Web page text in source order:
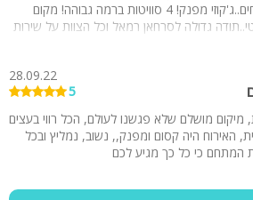
כמו שכולם מבטיחים..ג'קוזי מפנק! 4 סוויטות ברמה גבוהה! מקום
גדולה לסרחאן רמאל וכל הצוות על שירות
28.09.22
5
מיקום מושלם שלא פגשנו לעולם, הכל רווי בעצים
האירוח היה קסום ומפנק,, נשוב, נמליץ ובכל
המתחם כי כל כך מגיע לכם